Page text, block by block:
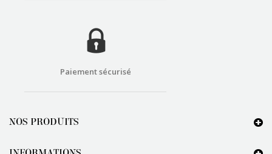
Paiement sécurisé
NOS PRODUITS